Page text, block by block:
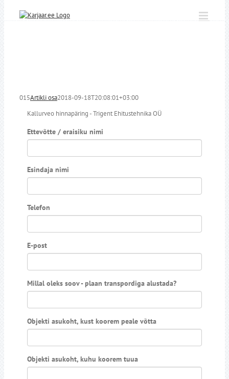
015Artikli osa2018-09-18T20:08:01+03:00
Kallurveo hinnapäring - Trigent Ehitustehnika OÜ
Ettevõtte / eraisiku nimi
Esindaja nimi
Telefon
E-post
Millal oleks soov - plaan transpordiga alustada?
Objekti asukoht, kust koorem peale võtta
Objekti asukoht, kuhu koorem tuua